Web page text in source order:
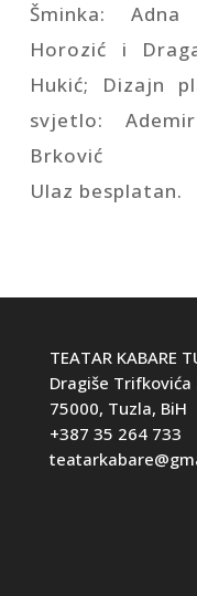
Šminka:
Horozić i
Hukić; Dizajn
svjetlo:
Brković
Ulaz besplatan.
TEATAR KABARE
Dragiše Trifkovića
75000, Tuzla, BiH
+387 35 264 733